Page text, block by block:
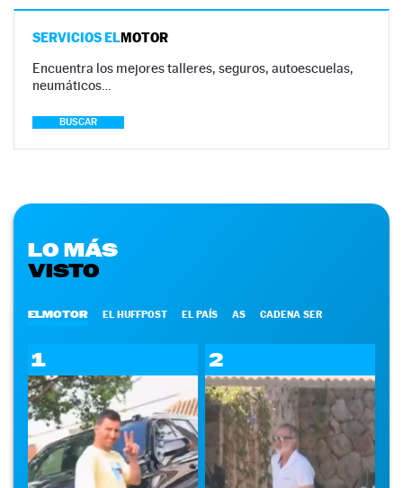
SERVICIOS ELMOTOR
Encuentra los mejores talleres, seguros, autoescuelas,
neumáticos…
BUSCAR
LO MÁS
VISTO
ELMOTOR EL HUFFPOST EL PAÍS AS CADENA SER
1 2